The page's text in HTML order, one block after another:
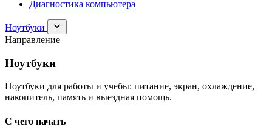
Диагностика компьютера
Ноутбуки
Раскрыть
раздел
Ноутбуки
Направление
Ноутбуки
Ноутбуки для работы и учебы: питание, экран, охлаждение,
накопитель, память и выездная помощь.
С чего начать